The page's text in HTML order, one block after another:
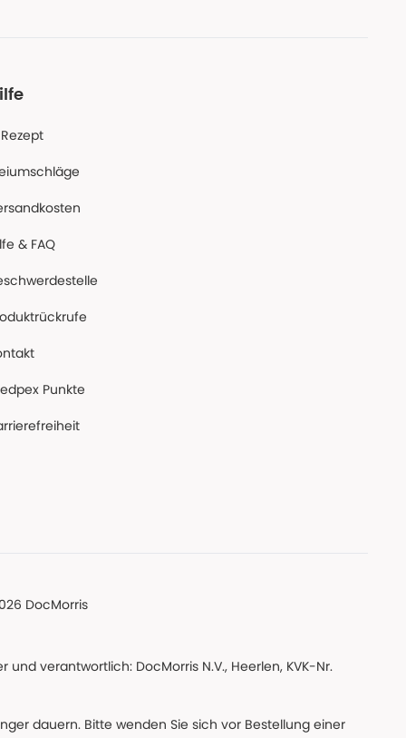
& FAQ
Punkte
DocMorris
verantwortlich: DocMorris N.V., Heerlen, KVK-Nr.
dauern. Bitte wenden Sie sich vor Bestellung einer